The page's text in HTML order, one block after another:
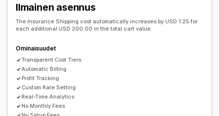
Reklamaatioiden hallinta
Pyyntölomake
Reklamaatioiden dashboard
Ilmainen asennus
The Insurance Shipping cost automatically increases by USD 1.25 for
each additional USD 200.00 in the total cart value.
Ominaisuudet
Transparent Cost Tiers
Automatic Billing
Profit Tracking
Custom Rate Setting
Real-Time Analytics
No Monthly Fees